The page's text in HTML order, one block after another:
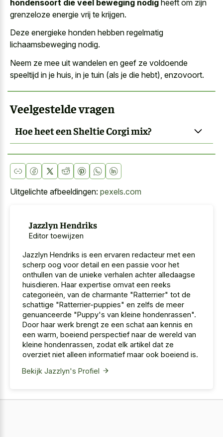
hondensoort die veel beweging nodig heeft om zijn
grenzeloze energie vrij te krijgen.
Deze energieke honden hebben regelmatig
lichaamsbeweging nodig.
Neem ze mee uit wandelen en geef ze voldoende
speeltijd in je huis, in je tuin (als je die hebt), enzovoort.
Veelgestelde vragen
Hoe heet een Sheltie Corgi mix?
Uitgelichte afbeeldingen: pexels.com
Jazzlyn Hendriks
Editor toewijzen
Jazzlyn Hendriks is een ervaren redacteur met een
scherp oog voor detail en een passie voor het
onthullen van de unieke verhalen achter alledaagse
huisdieren. Haar expertise omvat een reeks
categorieën, van de charmante "Ratterrier" tot de
schattige "Ratterrier-puppies" en zelfs de meer
genuanceerde "Puppy's van kleine hondenrassen".
Door haar werk brengt ze een schat aan kennis en
een warm, boeiend perspectief naar de wereld van
kleine hondenrassen, zodat elk artikel dat ze
overziet niet alleen informatief maar ook boeiend is.
Bekijk Jazzlyn's Profiel